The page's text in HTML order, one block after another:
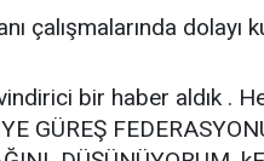
çalışmalarında dolayı
bir haber aldık .
GÜREŞ